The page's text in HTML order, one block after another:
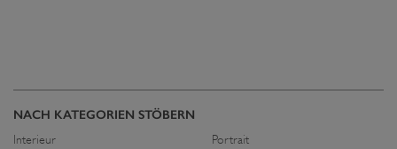
NACH KATEGORIEN STÖBERN
Interieur
Portrait